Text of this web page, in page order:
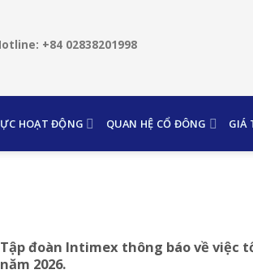
+84 02838201998
HOẠT ĐỘNG QUAN HỆ CỔ ĐÔNG GIÁ
Tập đoàn Intimex thông báo về việc
năm 2026.